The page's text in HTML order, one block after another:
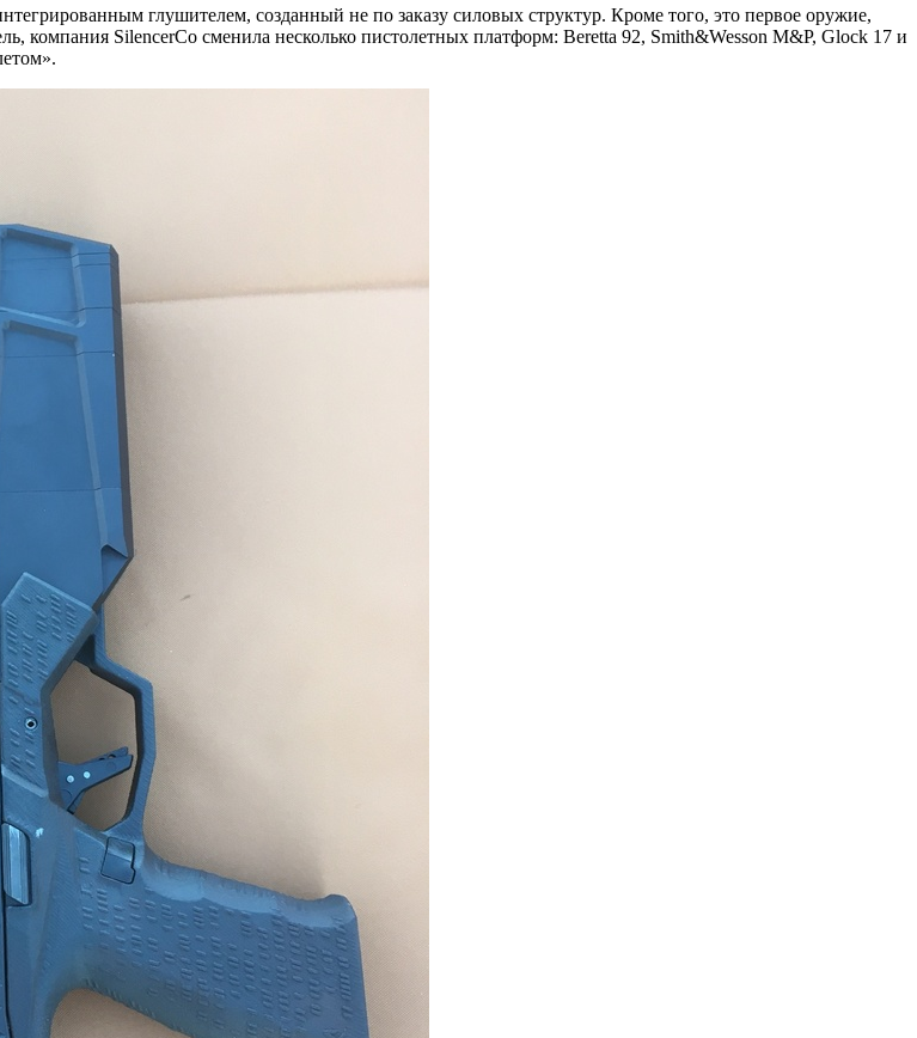
глушителем, созданный не по заказу силовых структур. Кроме того, это первое оружие,
компания SilencerCo сменила несколько пистолетных платформ: Beretta 92, Smith&Wesson M&P, Glock 17 и